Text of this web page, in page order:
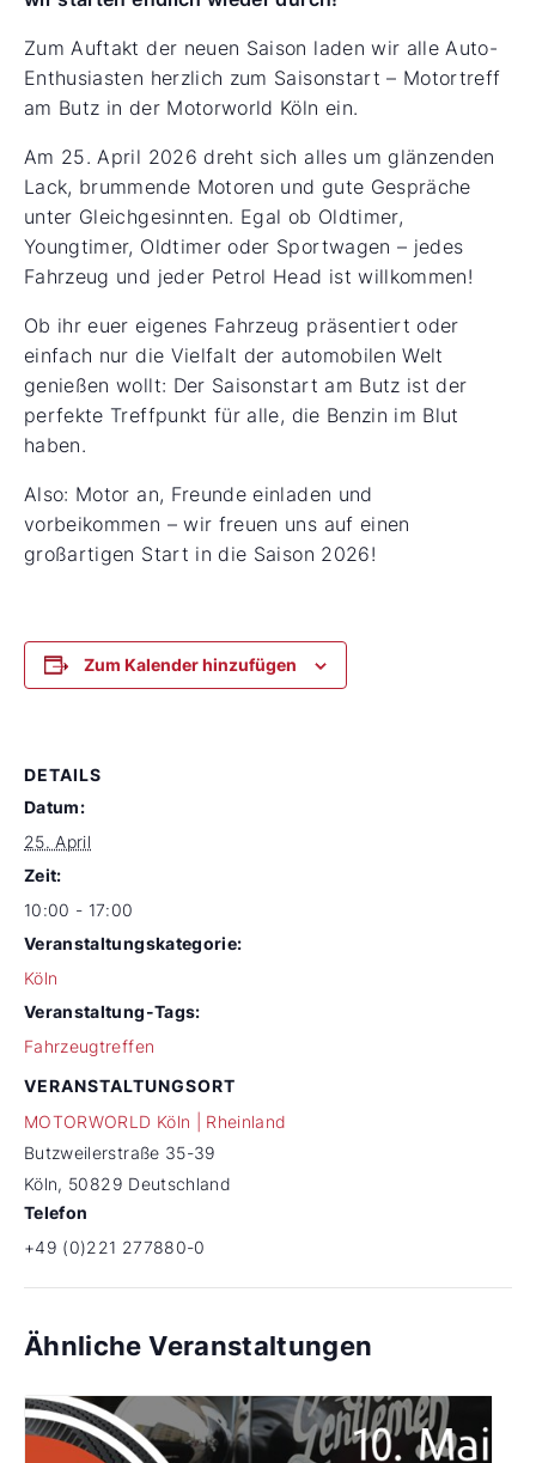
Zum Auftakt der neuen Saison laden wir alle Auto-
Enthusiasten herzlich zum Saisonstart – Motortreff
am Butz in der Motorworld Köln ein.
Am 25. April 2026 dreht sich alles um glänzenden
Lack, brummende Motoren und gute Gespräche
unter Gleichgesinnten. Egal ob Oldtimer,
Youngtimer, Oldtimer oder Sportwagen – jedes
Fahrzeug und jeder Petrol Head ist willkommen!
Ob ihr euer eigenes Fahrzeug präsentiert oder
einfach nur die Vielfalt der automobilen Welt
genießen wollt: Der Saisonstart am Butz ist der
perfekte Treffpunkt für alle, die Benzin im Blut
haben.
Also: Motor an, Freunde einladen und
vorbeikommen – wir freuen uns auf einen
großartigen Start in die Saison 2026!
Zum Kalender hinzufügen
DETAILS
Datum:
25. April
Zeit:
10:00 - 17:00
Veranstaltungskategorie:
Köln
Veranstaltung-Tags:
Fahrzeugtreffen
VERANSTALTUNGSORT
MOTORWORLD Köln | Rheinland
Butzweilerstraße 35-39
Köln, 50829 Deutschland
Telefon
+49 (0)221 277880-0
Ähnliche Veranstaltungen